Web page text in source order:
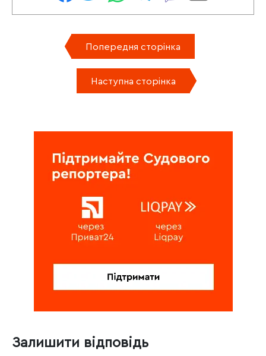
Попередня сторінка
Наступна сторінка
Залишити відповідь